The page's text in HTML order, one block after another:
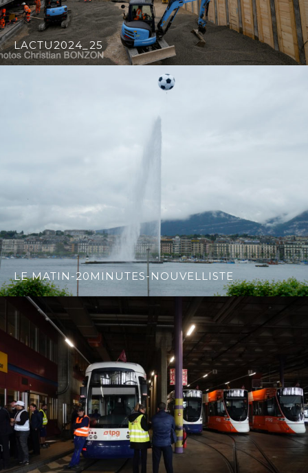
LACTU2024_25
LE MATIN-20MINUTES-NOUVELLISTE